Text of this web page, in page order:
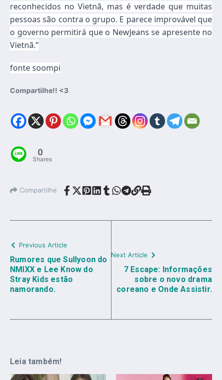
reconhecidos no Vietnã, mas é verdade que muitas
pessoas são contra o grupo. E parece improvável que
o governo permitirá que o NewJeans se apresente no
Vietnã.”
fonte soompi
Compartilhe!! <3
0
Shares
Compartilhe
Previous Article
Rumores que Sullyoon do
NMIXX e Lee Know do
Stray Kids estão
namorando.
Next Article
7 Escape: Informações
sobre o novo drama
coreano e Onde Assistir.
Leia também!